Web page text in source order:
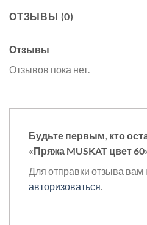
ОТЗЫВЫ (0)
Отзывы
Отзывов пока нет.
Будьте первым, кто
«Пряжа MUSKAT цвет
Для отправки отзыва
авторизоваться